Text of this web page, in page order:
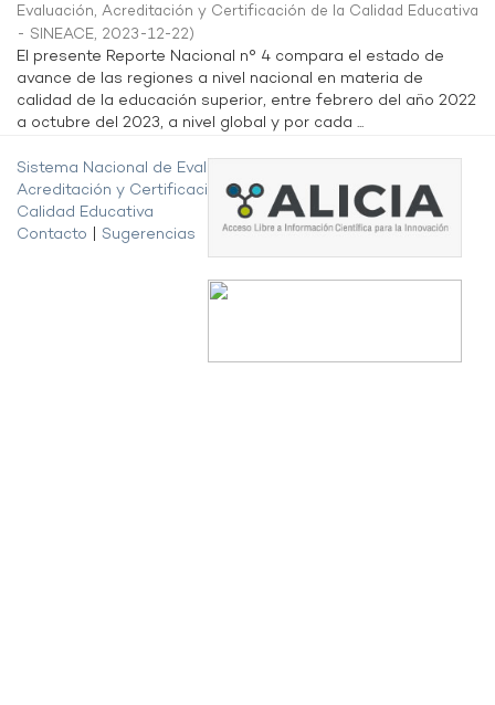
Evaluación, Acreditación y Certificación de la Calidad Educativa
- SINEACE, 2023-12-22)
El presente Reporte Nacional n° 4 compara el estado de
avance de las regiones a nivel nacional en materia de
calidad de la educación superior, entre febrero del año 2022
a octubre del 2023, a nivel global y por cada ...
Sistema Nacional de Evaluación,
Acreditación y Certificación de la
Calidad Educativa
Contacto
Sugerencias